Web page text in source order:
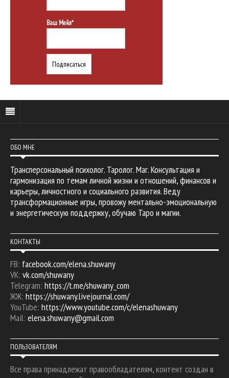
Ваш Мейл*
ОБО МНЕ
Трансперсональный психолог. Таролог. Маг. Консультация и
гармонизация по темам личной жизни и отношений, финансов и
карьеры, личностного и социального развития. Веду
трансформационные игры, провожу ментально-эмоциональную
и энергетическую поддержку, обучаю Таро и магии.
КОНТАКТЫ
FB: facebook.com/elena.shuwany
VK: vk.com/shuwany
Telegram: https://t.me/shuwany_com
ЖЖ: https://shuwany.livejournal.com/
YouTube: https://www.youtube.com/c/elenashuwany
Mail: elena.shuwany@gmail.com
ПОЛЬЗОВАТЕЛЯМ
Все права принадлежат правообладателям, контент создан в